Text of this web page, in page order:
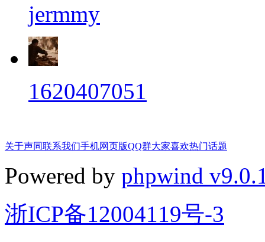
jermmy
1620407051
关于声同联系我们手机网页版QQ群大家喜欢热门话题
Powered by phpwind
浙ICP备12004119号-3